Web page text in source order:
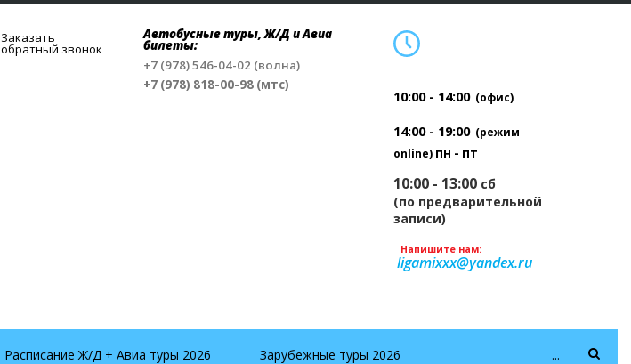
Заказать
обратный звонок
Автобусные туры, Ж/Д и Авиа
билеты:
+7 (978) 546-04-02 (волна)
+7 (978) 818-00-98 (мтс)
10:00 - 14:00 (офис)
14:00 - 19:00 (режим
online) пн - пт
10:00 - 13:00 сб
(по предварительной
записи)
Напишите нам:
ligamixxx@yandex.ru
...
Расписание Ж/Д + Авиа туры 2026 Зарубежные туры 2026